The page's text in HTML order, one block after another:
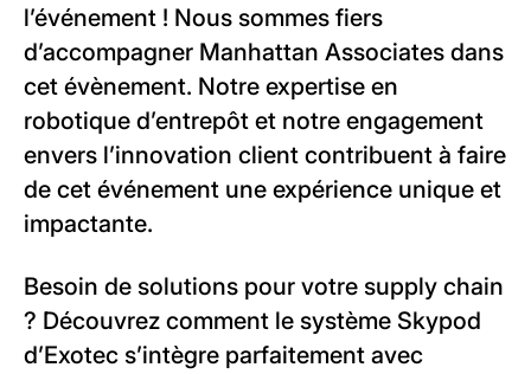
l’événement ! Nous sommes fiers
d’accompagner Manhattan Associates dans
cet évènement. Notre expertise en
robotique d’entrepôt et notre engagement
envers l’innovation client contribuent à faire
de cet événement une expérience unique et
impactante.
Besoin de solutions pour votre supply chain
? Découvrez comment le système Skypod
d’Exotec s’intègre parfaitement avec